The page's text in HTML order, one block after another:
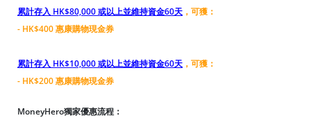
累計存入 HK$80,000 或以上並維持資金60天 ，可獲：
- HK$400 惠康購物現金券
累計存入 HK$10,000 或以上並維持資金60天 ，可獲：
- HK$200 惠康購物現金券
MoneyHero獨家優惠流程：